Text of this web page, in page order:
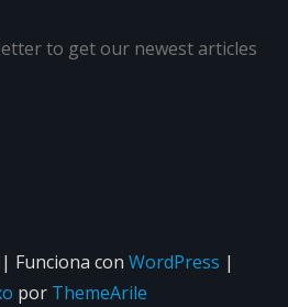
to get our newest articles
Funciona con WordPress |
por ThemeArile